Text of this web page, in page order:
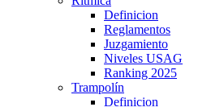
Definicion
Reglamentos
Juzgamiento
Niveles USAG
Ranking 2025
Trampolín
Definicion